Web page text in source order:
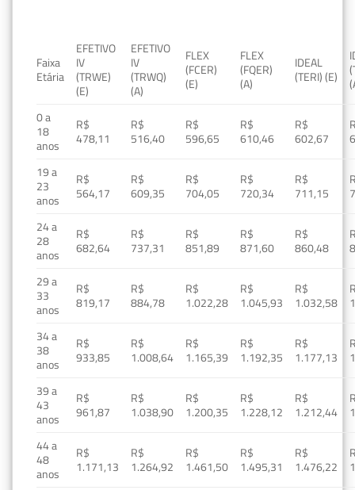
Faixa
Etária
EFETIVO
IV
(TRWE)
(E)
EFETIVO
IV
(TRWQ)
(A)
FLEX
(FCER)
(E)
FLEX
(FQER)
(A)
IDEAL
(TERI) (E)
0 a
18
anos
R$
478,11
R$
516,40
R$
596,65
R$
610,46
R$
602,67
19 a
23
anos
R$
564,17
R$
609,35
R$
704,05
R$
720,34
R$
711,15
24 a
28
anos
R$
682,64
R$
737,31
R$
851,89
R$
871,60
R$
860,48
29 a
33
anos
R$
819,17
R$
884,78
R$
1.022,28
R$
1.045,93
R$
1.032,58
34 a
38
anos
R$
933,85
R$
1.008,64
R$
1.165,39
R$
1.192,35
R$
1.177,13
39 a
43
anos
R$
961,87
R$
1.038,90
R$
1.200,35
R$
1.228,12
R$
1.212,44
44 a
48
anos
R$
1.171,13
R$
1.264,92
R$
1.461,50
R$
1.495,31
R$
1.476,22